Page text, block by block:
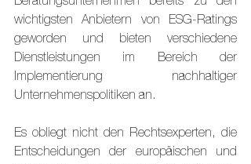
wichtigsten Anbietern von ESG-Ratings
geworden und bieten verschiedene
Dienstleistungen im Bereich der
Implementierung nachhaltiger
Unternehmenspolitiken an.
Es obliegt nicht den Rechtsexperten, die
Entscheidungen der europäischen und